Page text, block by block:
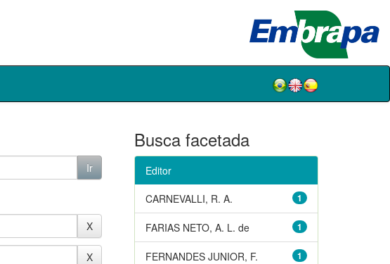
Busca facetada
Editor
1
CARNEVALLI, R. A.
1
FARIAS NETO, A. L. de
1
FERNANDES JUNIOR, F.